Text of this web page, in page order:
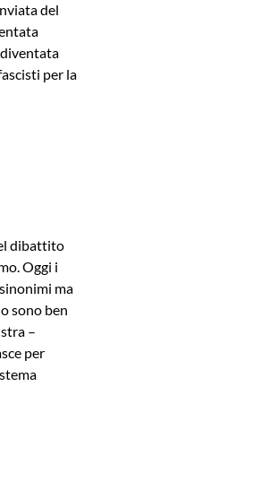
del
diventata
per la
dibattito
Oggi i
ma
sono ben
–
per